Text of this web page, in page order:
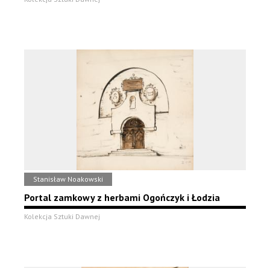
Stanisław Noakowski
Portal zamkowy z herbami Ogończyk i Łodzia
Kolekcja Sztuki Dawnej